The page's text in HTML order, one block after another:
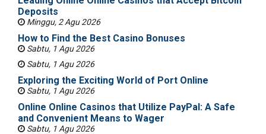
Deposits
Minggu, 2 Agu 2026
How to Find the Best Casino Bonuses
Sabtu, 1 Agu 2026
Sabtu, 1 Agu 2026
Exploring the Exciting World of Port Online
Sabtu, 1 Agu 2026
Online Online Casinos that Utilize PayPal: A Safe
and Convenient Means to Wager
Sabtu, 1 Agu 2026